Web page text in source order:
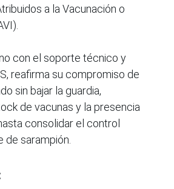
a la Vacunación o
con el soporte técnico y
reafirma su compromiso de
sin bajar la guardia,
de vacunas y la presencia
consolidar el control
de sarampión.